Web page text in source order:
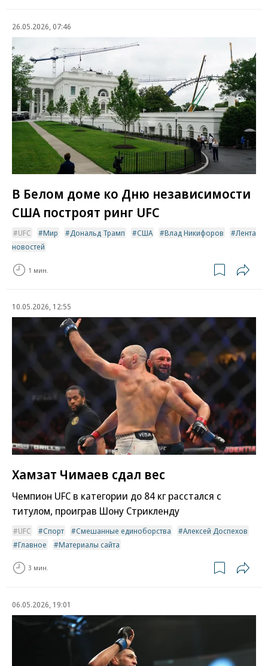
26.05.2026, 07:46
В Белом доме ко Дню независимости
США построят ринг UFC
UFC Мир Дональд Трамп США Влад Никифоров
Лента
новостей
1 мин.
10.05.2026, 12:55
Хамзат Чимаев сдал вес
Чемпион UFC в категории до 84 кг расстался с
титулом, проиграв Шону Стрикленду
UFC Спорт Смешанные единоборства
Алексей Доспехов
Главное
Материалы сайта
3 мин.
06.05.2026, 19:01